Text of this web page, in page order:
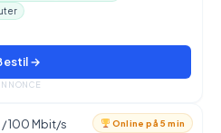
→
Online på 5 min
100 Mbit/s